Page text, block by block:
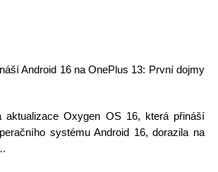
Android 16 na OnePlus 13: První dojmy
aktualizace Oxygen OS 16, která přináší
systému Android 16, dorazila na